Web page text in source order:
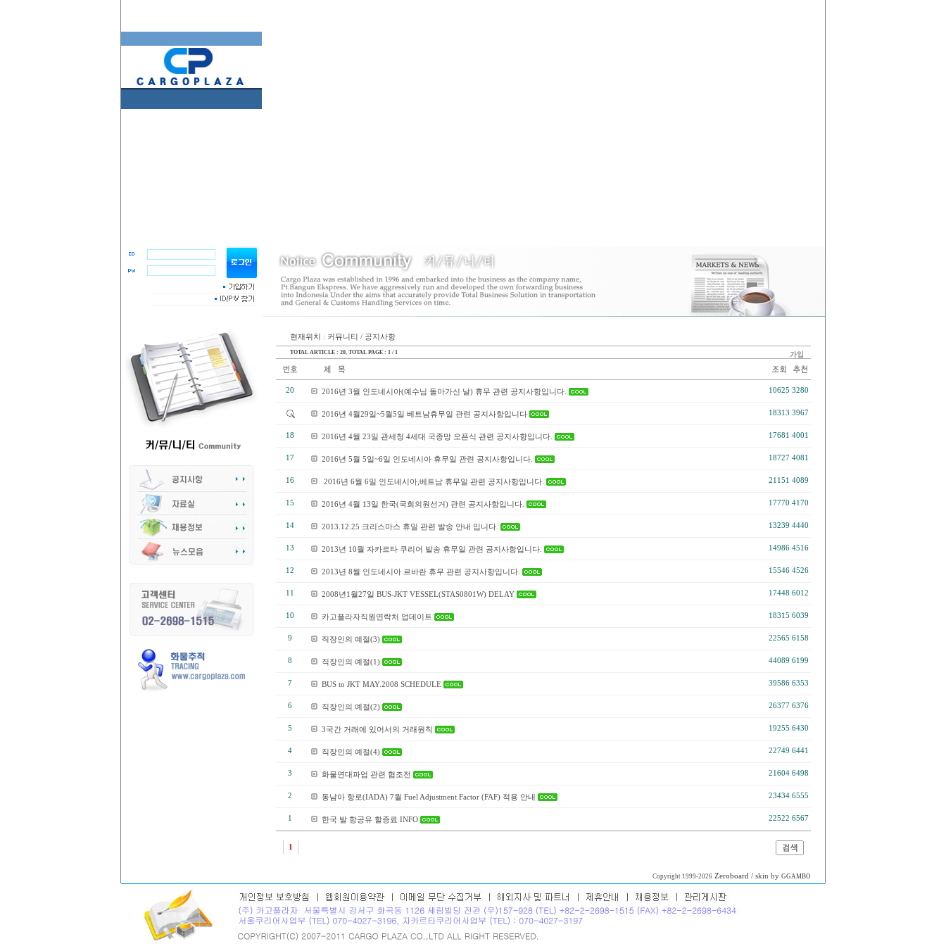
현재위치 : 커뮤니티 / 공지사항
TOTAL ARTICLE : 20 , TOTAL PAGE : 1 / 1
20 2016년 3월 인도네시아(예수님 돌아가신 날) 휴무 관련 공지사항입니다. 10625 3280
2016년 4월29일~5월5일 베트남휴무일 관련 공지사항입니다 18313 3967
18 2016년 4월 23일 관세청 4세대 국종망 오픈식 관련 공지사항입니다. 17681 4001
17 2016년 5월 5일~6일 인도네시아 휴무일 관련 공지사항입니다. 18727 4081
16 2016년 6월 6일 인도네시아,베트남 휴무일 관련 공지사항입니다. 21151 4089
15 2016년 4월 13일 한국(국회의원선거) 관련 공지사항입니다. 17770 4170
14 2013.12.25 크리스마스 휴일 관련 발송 안내 입니다. 13239 4440
13 2013년 10월 자카르타 쿠리어 발송 휴무일 관련 공지사항입니다. 14986 4516
12 2013년 8월 인도네시아 르바란 휴무 관련 공지사항입니다. 15546 4526
11 2008년1월27일 BUS-JKT VESSEL(STAS0801W) DELAY 17448 6012
10 카고플라자직원연락처 업데이트 18315 6039
9 직장인의 예절(3) 22565 6158
8 직장인의 예절(1) 44089 6199
7 BUS to JKT MAY.2008 SCHEDULE 39586 6353
6 직장인의 예절(2) 26377 6376
5 3국간 거래에 있어서의 거래원칙 19255 6430
4 직장인의 예절(4) 22749 6441
3 화물연대파업 관련 협조전 21604 6498
2 동남아 항로(IADA) 7월 Fuel Adjustment Factor (FAF) 적용 안내 23434 6555
1 한국 발 항공유 할증료 INFO 22522 6567
1
Copyright 1999-2026 Zeroboard / skin by GGAMBO